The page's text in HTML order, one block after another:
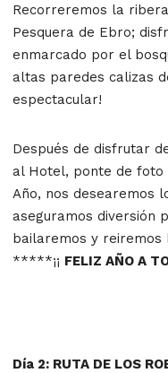
Recorreremos la
Pesquera de Ebro;
enmarcado por el
altas paredes calizas
espectacular!
Después de disfrutar
al Hotel, ponte de foto
Año, nos desearemos
aseguramos diversión
bailaremos y reiremos
*****¡¡ FELIZ AÑO A
Día 2: RUTA DE LOS